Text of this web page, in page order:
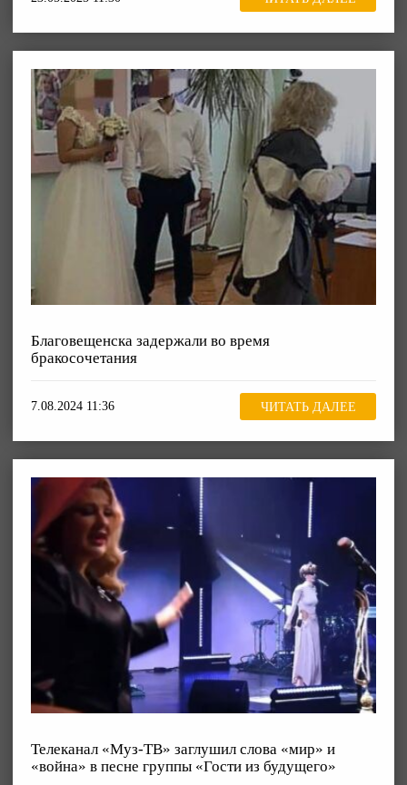
Благовещенска задержали во время
бракосочетания
7.08.2024 11:36 ЧИТАТЬ ДАЛЕЕ
Телеканал «Муз-ТВ» заглушил слова «мир» и
«война» в песне группы «Гости из будущего»